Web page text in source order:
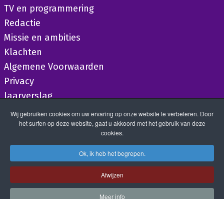
TV en programmering
Redactie
Missie en ambities
Klachten
Algemene Voorwaarden
Privacy
Jaarverslag
Wij gebruiken cookies om uw ervaring op onze website te verbeteren. Door
het surfen op deze website, gaat u akkoord met het gebruik van deze
cookies.
Ok, ik heb het begrepen.
Afwijzen
Meer info